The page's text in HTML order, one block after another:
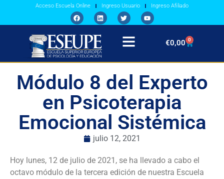
Acceso Escuela Online Ingreso Usuario Ingreso Afiliado
€0,00 0
Módulo 8 del Experto
en Psicoterapia
Emocional Sistémica
julio 12, 2021
Hoy lunes, 12 de julio de 2021, se ha llevado a cabo el
octavo módulo de la tercera edición de nuestra Escuela